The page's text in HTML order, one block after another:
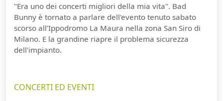
"Era uno dei concerti migliori della mia vita". Bad
Bunny è tornato a parlare dell'evento tenuto sabato
scorso all'Ippodromo La Maura nella zona San Siro di
Milano. E la grandine riapre il problema sicurezza
dell'impianto.
CONCERTI ED EVENTI